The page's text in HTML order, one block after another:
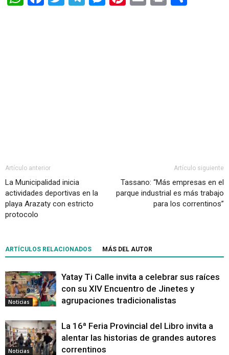
Artículo anterior
La Municipalidad inicia
actividades deportivas en la
playa Arazaty con estricto
protocolo
Artículo siguiente
Tassano: “Más empresas en el
parque industrial es más trabajo
para los correntinos”
ARTÍCULOS RELACIONADOS MÁS DEL AUTOR
Noticias
Yatay Ti Calle invita a celebrar sus raíces
con su XIV Encuentro de Jinetes y
agrupaciones tradicionalistas
Noticias
La 16ª Feria Provincial del Libro invita a
alentar las historias de grandes autores
correntinos